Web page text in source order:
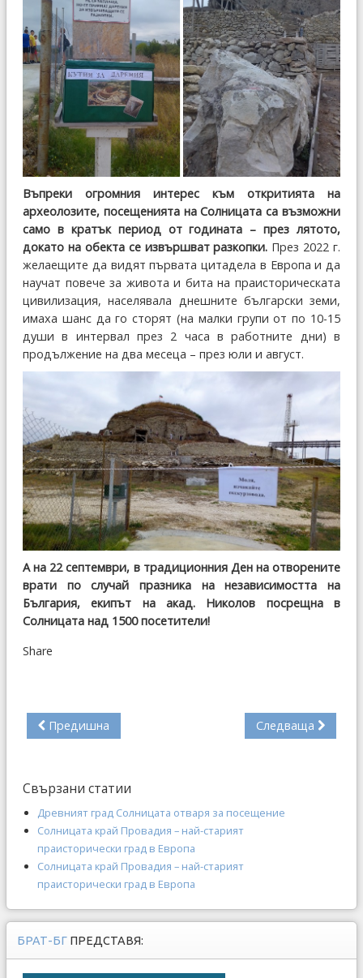
Въпреки огромния интерес към откритията на
археолозите, посещенията на Солницата са възможни
само в кратък период от годината – през лятото,
докато на обекта се извършват разкопки. През 2022 г.
желаещите да видят първата цитадела в Европа и да
научат повече за живота и бита на праисторическата
цивилизация, населявала днешните български земи,
имаха шанс да го сторят (на малки групи от по 10-15
души в интервал през 2 часа в работните дни) в
продължение на два месеца – през юли и август.
А на 22 септември, в традиционния Ден на отворените
врати по случай празника на независимостта на
България, екипът на акад. Николов посрещна в
Солницата над 1500 посетители!
Share
Предишна Следваща
Свързани статии
Древният град Солницата отваря за посещение
Солницата край Провадия – най-старият
праисторически град в Европа
Солницата край Провадия – най-старият
праисторически град в Европа
БРАТ-БГ ПРЕДСТАВЯ: